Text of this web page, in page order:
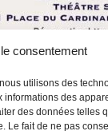
consentement
utilisons des
des
des données telles
Le fait de ne pas